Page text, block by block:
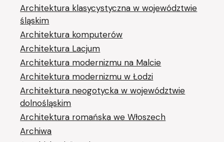
Architektura klasycystyczna w województwie
śląskim
Architektura komputerów
Architektura Lacjum
Architektura modernizmu na Malcie
Architektura modernizmu w Łodzi
Architektura neogotycka w województwie
dolnośląskim
Architektura romańska we Włoszech
Archiwa